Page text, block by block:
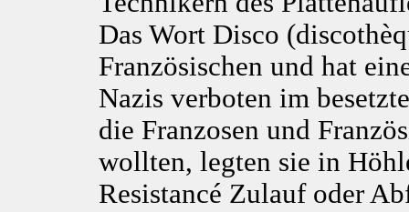
Das Wort Disco
Französischen und hat
Nazis verboten im
die Franzosen und
wollten, legten sie in
Resistancé Zulauf oder